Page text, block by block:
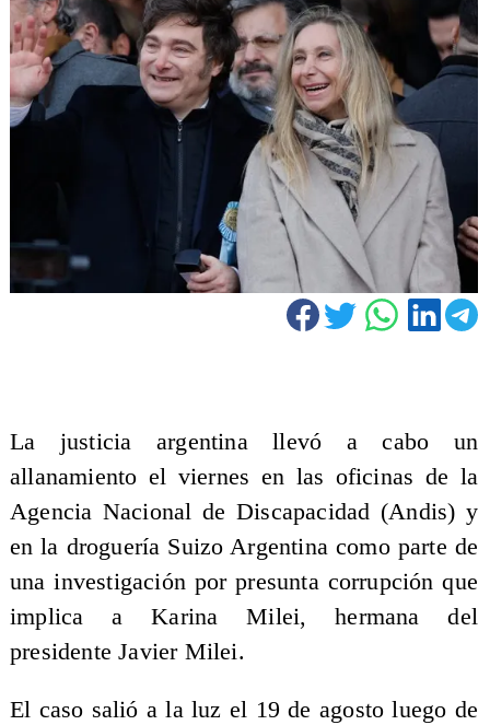
La justicia argentina llevó a cabo un
allanamiento el viernes en las oficinas de la
Agencia Nacional de Discapacidad (Andis) y
en la droguería Suizo Argentina como parte de
una investigación por presunta corrupción que
implica a Karina Milei, hermana del
presidente Javier Milei.
El caso salió a la luz el 19 de agosto luego de